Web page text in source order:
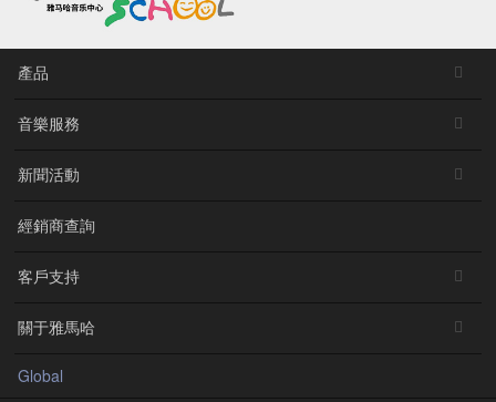
產品
音樂服務
新聞活動
經銷商查詢
客戶支持
關于雅馬哈
Global